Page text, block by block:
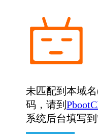
未匹配到本域
码，请到
系统后台填写